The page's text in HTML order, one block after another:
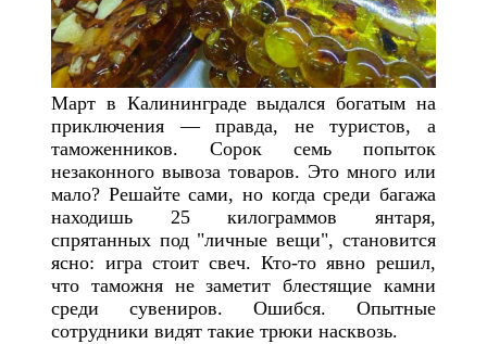
Март в Калининграде выдался богатым на
приключения — правда, не туристов, а
таможенников. Сорок семь попыток
незаконного вывоза товаров. Это много или
мало? Решайте сами, но когда среди багажа
находишь 25 килограммов янтаря,
спрятанных под "личные вещи", становится
ясно: игра стоит свеч. Кто-то явно решил,
что таможня не заметит блестящие камни
среди сувениров. Ошибся. Опытные
сотрудники видят такие трюки насквозь.